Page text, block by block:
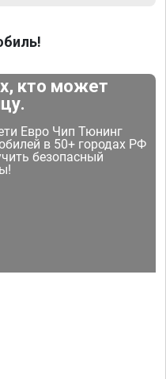
кто может
Евро Чип Тюнинг
в 50+ городах РФ
безопасный